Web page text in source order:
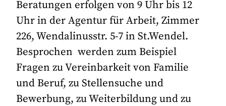
Beratungen erfolgen von 9 Uhr bis 12
Uhr in der Agentur für Arbeit, Zimmer
226, Wendalinusstr. 5-7 in St.Wendel.
Besprochen werden zum Beispiel
Fragen zu Vereinbarkeit von Familie
und Beruf, zu Stellensuche und
Bewerbung, zu Weiterbildung und zu